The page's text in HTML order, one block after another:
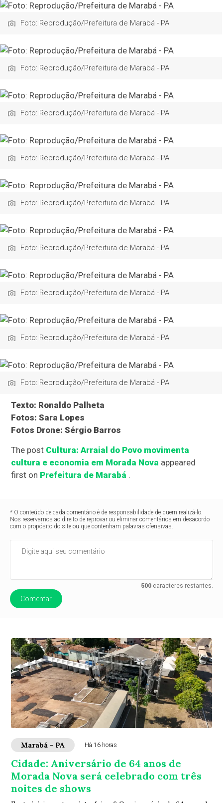
Foto: Reprodução/Prefeitura de Marabá - PA
Foto: Reprodução/Prefeitura de Marabá - PA
Foto: Reprodução/Prefeitura de Marabá - PA
Foto: Reprodução/Prefeitura de Marabá - PA
Foto: Reprodução/Prefeitura de Marabá - PA
Foto: Reprodução/Prefeitura de Marabá - PA
Foto: Reprodução/Prefeitura de Marabá - PA
Foto: Reprodução/Prefeitura de Marabá - PA
Foto: Reprodução/Prefeitura de Marabá - PA
Texto: Ronaldo Palheta
Fotos: Sara Lopes
Fotos Drone: Sérgio Barros
The post Cultura: Arraial do Povo movimenta
cultura e economia em Morada Nova appeared
first on Prefeitura de Marabá .
* O conteúdo de cada comentário é de responsabilidade de quem realizá-lo.
Nos reservamos ao direito de reprovar ou eliminar comentários em desacordo
com o propósito do site ou que contenham palavras ofensivas.
500caracteres restantes.
Comentar
Marabá - PA Há 16 horas
Cidade: Aniversário de 64 anos de
Morada Nova será celebrado com três
noites de shows